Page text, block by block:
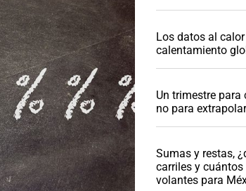
Los datos al calor
calentamiento
Un trimestre para
no para extrapolar
Sumas y restas,
carriles y cuántos
volantes para